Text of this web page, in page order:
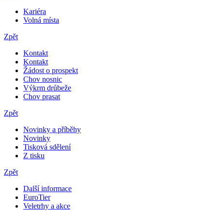
Kariéra
Volná místa
Zpět
Kontakt
Kontakt
Žádost o prospekt
Chov nosnic
Výkrm drůbeže
Chov prasat
Zpět
Novinky a příběhy
Novinky
Tisková sdělení
Z tisku
Zpět
Další informace
EuroTier
Veletrhy a akce